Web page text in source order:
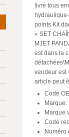
livré tous
points Kit
« SET
MJET
est dans la
vendeur est
article peut
Code
Marque:
Marque
Code
Numéro